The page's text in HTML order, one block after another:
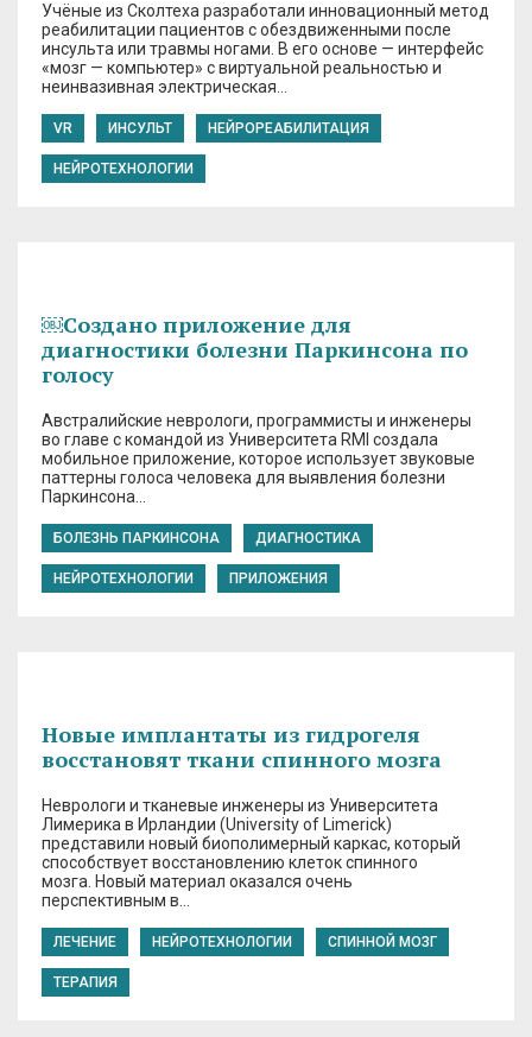
Учёные из Сколтеха разработали инновационный метод
реабилитации пациентов с обездвиженными после
инсульта или травмы ногами. В его основе — интерфейс
«мозг — компьютер» с виртуальной реальностью и
неинвазивная электрическая…
VR ИНСУЛЬТ НЕЙРОРЕАБИЛИТАЦИЯ
НЕЙРОТЕХНОЛОГИИ
￼Создано приложение для
диагностики болезни Паркинсона по
голосу
Австралийские неврологи, программисты и инженеры
во главе с командой из Университета RMI создала
мобильное приложение, которое использует звуковые
паттерны голоса человека для выявления болезни
Паркинсона…
БОЛЕЗНЬ ПАРКИНСОНА ДИАГНОСТИКА
НЕЙРОТЕХНОЛОГИИ ПРИЛОЖЕНИЯ
Новые имплантаты из гидрогеля
восстановят ткани спинного мозга
Неврологи и тканевые инженеры из Университета
Лимерика в Ирландии (University of Limerick)
представили новый биополимерный каркас, который
способствует восстановлению клеток спинного
мозга. Новый материал оказался очень
перспективным в…
ЛЕЧЕНИЕ НЕЙРОТЕХНОЛОГИИ СПИННОЙ МОЗГ
ТЕРАПИЯ